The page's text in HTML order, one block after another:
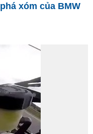
xóm của BMW